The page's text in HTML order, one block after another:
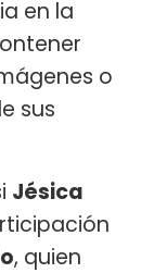
en la
o
sus
Jésica
, quien